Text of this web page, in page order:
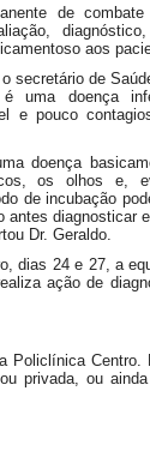
de
aos
secretário de
uma doença
e pouco
doença
os olhos e,
de incubação
antes diagnosticar
Dr. Geraldo.
dias 24 e 27, a
ação de
Policlínica
privada, ou